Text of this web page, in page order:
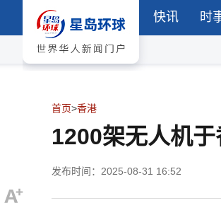
快讯 时
首页>香港
1200架无人机
发布时间：2025-08-31 16:52